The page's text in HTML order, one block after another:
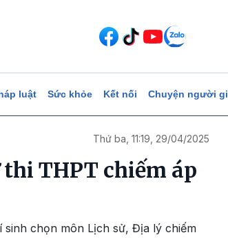
luật Sức khỏe Kết nối Chuyện người
Thứ ba, 11:19, 29/04/2025
THPT chiếm áp
sinh chọn môn Lịch sử, Địa lý chiếm